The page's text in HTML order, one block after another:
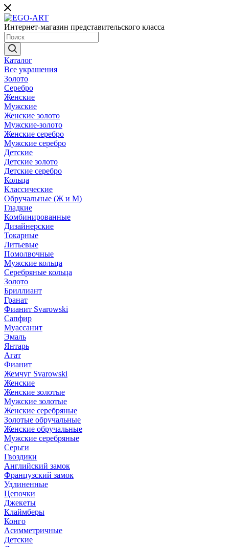
Интернет-магазин представительского класса
Каталог
Все украшения
Золото
Серебро
Женские
Мужские
Женские золото
Мужские-золото
Женские серебро
Мужские серебро
Детские
Детские золото
Детские серебро
Кольца
Классические
Обручальные (Ж и М)
Гладкие
Комбинированные
Дизайнерские
Токарные
Литьевые
Помолвочные
Мужские кольца
Серебряные кольца
Золото
Бриллиант
Гранат
Фианит Svarowski
Сапфир
Муассанит
Эмаль
Янтарь
Агат
Фианит
Жемчуг Svarowski
Женские
Женские золотые
Мужские золотые
Женские серебряные
Золотые обручальные
Женские обручальные
Мужские серебряные
Серьги
Гвоздики
Английский замок
Французский замок
Удлиненные
Цепочки
Джекеты
Клаймберы
Конго
Асимметричные
Детские